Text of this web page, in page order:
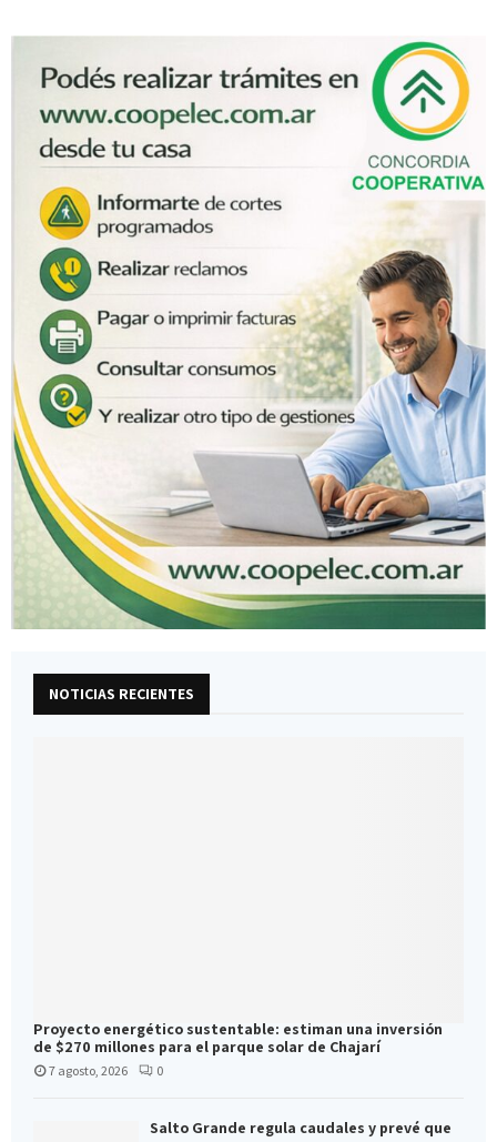
NOTICIAS RECIENTES
Proyecto energético sustentable: estiman una inversión
de $270 millones para el parque solar de Chajarí
7 agosto, 2026 0
Salto Grande regula caudales y prevé que